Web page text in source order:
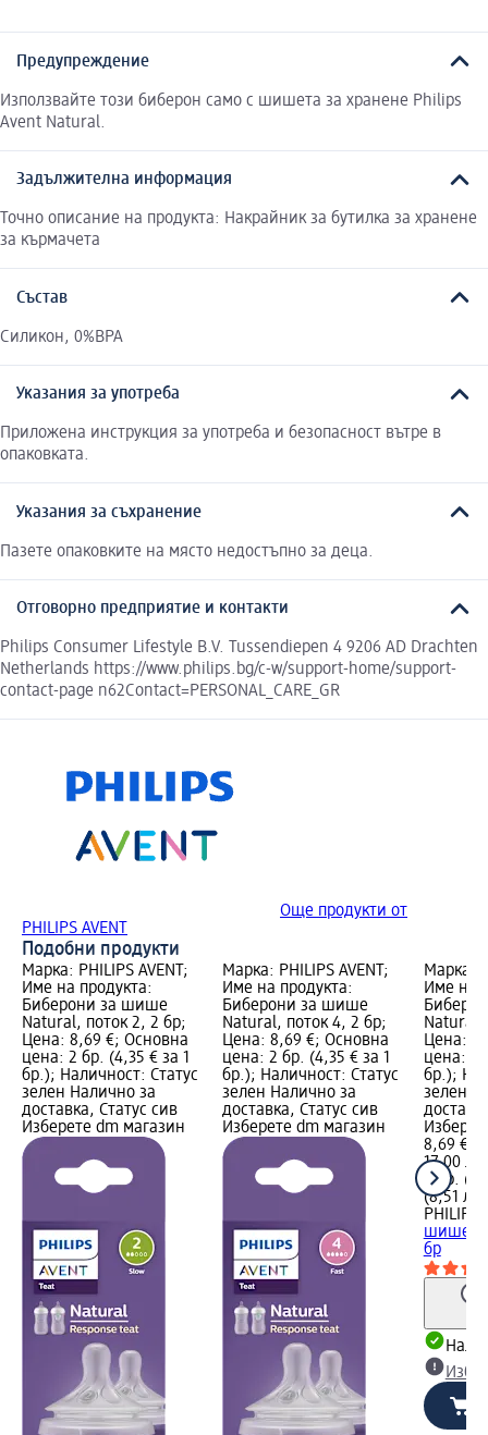
Предупреждение
Използвайте този биберон само с шишета за хранене Philips
Avent Natural.
Задължителна информация
Точно описание на продукта: Накрайник за бутилка за хранене
за кърмачета
Състав
Силикон, 0%ВРА
Указания за употреба
Приложена инструкция за употреба и безопасност вътре в
опаковката.
Указания за съхранение
Пазете опаковките на място недостъпно за деца.
Отговорно предприятие и контакти
Philips Consumer Lifestyle B.V. Tussendiepen 4 9206 AD Drachten
Netherlands https://www.philips.bg/c-w/support-home/support-
contact-page n62Contact=PERSONAL_CARE_GR
Още продукти от
PHILIPS AVENT
Подобни продукти
Марка: PHILIPS AVENT;
Име на продукта:
Биберони за шише
Natural, поток 2, 2 бр;
Цена: 8,69 €; Основна
цена: 2 бр. (4,35 € за 1
бр.); Наличност: Статус
зелен Налично за
доставка, Статус сив
Изберете dm магазин
Марка: PHILIPS AVENT;
Име на продукта:
Биберони за шише
Natural, поток 4, 2 бр;
Цена: 8,69 €; Основна
цена: 2 бр. (4,35 € за 1
бр.); Наличност: Статус
зелен Налично за
доставка, Статус сив
Изберете dm магазин
Марка:
Име на
Natural,
Цена:
цена: 2
бр.);
зелен
8,69 €
17,00 лв.
2 бр.
(8,51
PHILIPS
шише
бр